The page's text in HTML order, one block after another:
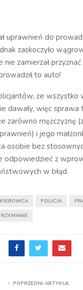
uprawnień do
zaskoczyło
zamierzał
to auto!
że wszystko
dawały, więc sprawa
zarówno mężczyznę
i jego
osobie bez
odpowiedzieć z
w błąd.
KIEROWCA POLICJA
POPRZEDNI ARTYKUŁ